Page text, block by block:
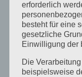
Kategorien
Alfred Essenwanger
erforderlich
besteht für eine
gesetzliche
Einwilligung der
Die
beispielsweise